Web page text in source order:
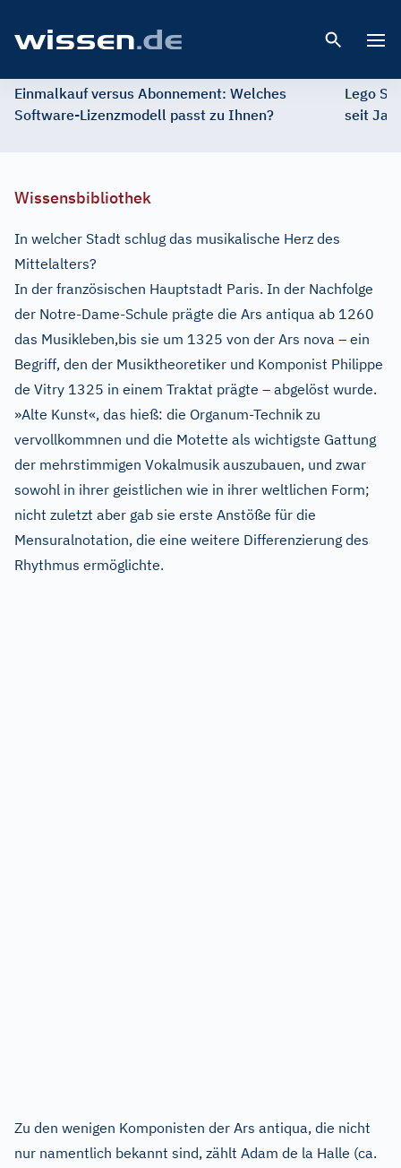
Einmalkauf versus Abonnement: Welches
Software-Lizenzmodell passt zu Ihnen?
Lego
seit
Wissensbibliothek
In welcher Stadt schlug das musikalische Herz des
Mittelalters?
In der französischen Hauptstadt Paris. In der Nachfolge
der Notre-Dame-Schule prägte die Ars antiqua ab 1260
das Musikleben,bis sie um 1325 von der Ars nova – ein
Begriff, den der Musiktheoretiker und Komponist Philippe
de Vitry 1325 in einem Traktat prägte – abgelöst wurde.
»Alte Kunst«, das hieß: die Organum-Technik zu
vervollkommnen und die Motette als wichtigste Gattung
der mehrstimmigen Vokalmusik auszubauen, und zwar
sowohl in ihrer geistlichen wie in ihrer weltlichen Form;
nicht zuletzt aber gab sie erste Anstöße für die
Mensuralnotation, die eine weitere Differenzierung des
Rhythmus ermöglichte.
Zu den wenigen Komponisten der Ars antiqua, die nicht
nur namentlich bekannt sind, zählt Adam de la Halle (ca.